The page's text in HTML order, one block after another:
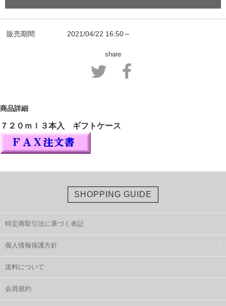
販売期間 2021/04/22 16:50～
share
商品詳細
７２０ｍｌ３本入 ギフトケース
SHOPPING GUIDE
特定商取引法に基づく表記
個人情報保護方針
送料について
会員規約